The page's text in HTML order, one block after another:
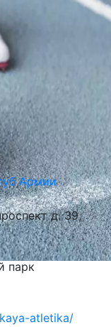
Армии
д. 39,
парк
atletika/